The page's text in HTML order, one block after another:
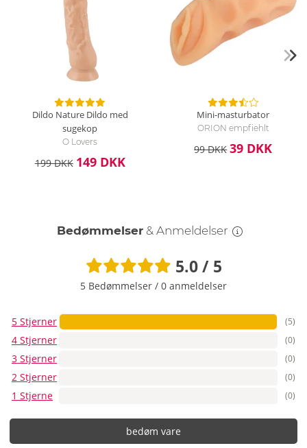
Dildo Nature Dildo med
sugekop
O Lovers
199 DKK 149 DKK
Mini-masturbator
ORION empfiehlt
99 DKK 39 DKK
Bedømmelser & Anmeldelser
5.0 / 5
5 Bedømmelser / 0 anmeldelser
5 Stjerner (5)
4 Stjerner (0)
3 Stjerner (0)
2 Stjerner (0)
1 Stjerne (0)
bedøm vare